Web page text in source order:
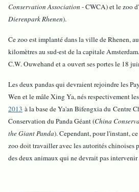
Conservation Association - CWCA) et le zoo
Dierenpark Rhenen).
Ce zoo est implanté dans la ville de Rhenen,
kilomètres au sud-est de la capitale
C.W. Ouwehand et a ouvert ses portes le 18
Les deux pandas qui devraient rejoindre les
Wen et le mâle Xing Ya, nés respectivement les
2013 à la base de Ya'an Bifengxia du Centre
Conservation du Panda Géant (China
the Giant Panda). Cependant, pour l'instant,
zoo doit travailler avec les autorités chinoises
des deux animaux qui ne devrait pas